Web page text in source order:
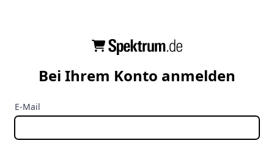
Bei Ihrem Konto anmelden
E-Mail